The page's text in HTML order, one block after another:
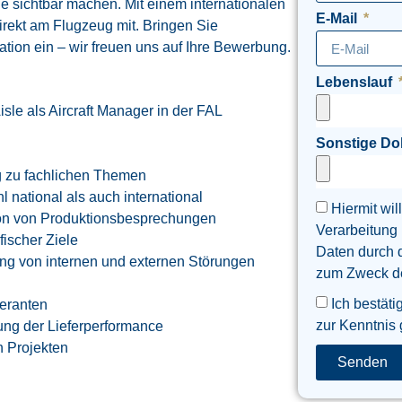
sichtbar machen. Mit einem internationalen
am Flugzeug mit. Bringen Sie
ein – wir freuen uns auf Ihre Bewerbung.
als Aircraft Manager in der FAL
zu fachlichen Themen
national als auch international
von Produktionsbesprechungen
Ziele
von internen und externen Störungen
der Lieferperformance
Projekten
E-Mail
Lebenslauf
Sonstige
Hiermit
Daten durch
zum Zweck
Ich
zur Kenntnis
Senden